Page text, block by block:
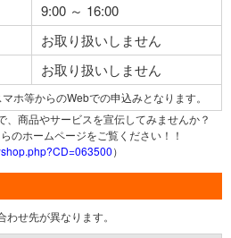
9:00 ～ 16:00
お取り扱いしません
お取り扱いしません
ホ等からのWebでの申込みとなります。
商品やサービスを宣伝してみませんか？
のホームページをご覧ください！！
）
せ先が異なります。